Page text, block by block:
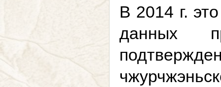
В 2014 г.
данных